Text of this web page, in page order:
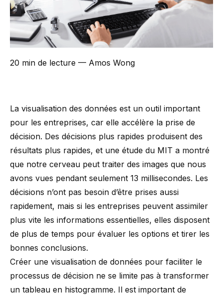
20 min de lecture — Amos Wong
La visualisation des données est un outil important
pour les entreprises, car elle accélère la prise de
décision. Des décisions plus rapides produisent des
résultats plus rapides, et une étude du MIT a montré
que notre cerveau peut traiter des images que nous
avons vues pendant seulement 13 millisecondes. Les
décisions n’ont pas besoin d’être prises aussi
rapidement, mais si les entreprises peuvent assimiler
plus vite les informations essentielles, elles disposent
de plus de temps pour évaluer les options et tirer les
bonnes conclusions.
Créer une visualisation de données pour faciliter le
processus de décision ne se limite pas à transformer
un tableau en histogramme. Il est important de